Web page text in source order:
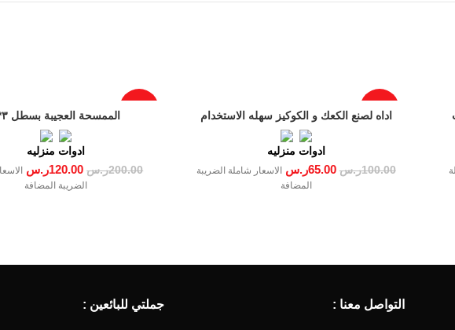
-35%
اداه لصنع الكعك و الكوكيز سهله الاستخدام
ادوات منزليه
100.00ر.س 65.00ر.س
الاسعار شاملة الضريبة
المضافة
الممسحة العجيبة بسطل ٣*١
ادوات منزليه
200.00ر.س 120.00ر.س
الضريبة المضافة
التواصل معنا : جملتي للبائعين :